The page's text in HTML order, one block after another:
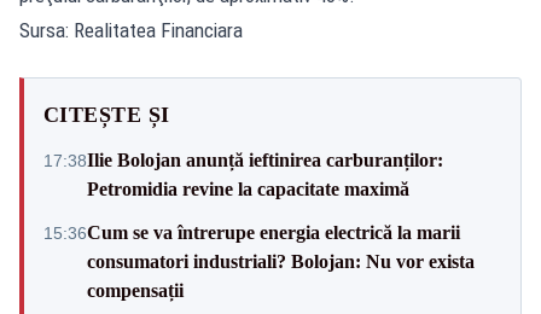
Sursa: Realitatea Financiara
CITEȘTE ȘI
17:38Ilie Bolojan anunță ieftinirea carburanților:
Petromidia revine la capacitate maximă
15:36Cum se va întrerupe energia electrică la marii
consumatori industriali? Bolojan: Nu vor exista
compensații